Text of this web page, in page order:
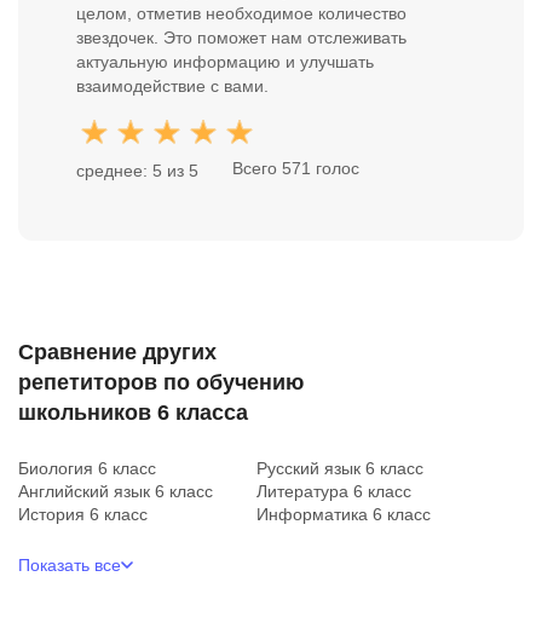
целом, отметив необходимое количество
звездочек. Это поможет нам отслеживать
актуальную информацию и улучшать
взаимодействие с вами.
среднее: 5 из 5 Всего 571 голос
Сравнение других
репетиторов по обучению
школьников 6 класса
Биология 6 класс
Русский язык 6 класс
Английский язык 6 класс
Литература 6 класс
История 6 класс
Информатика 6 класс
Показать все